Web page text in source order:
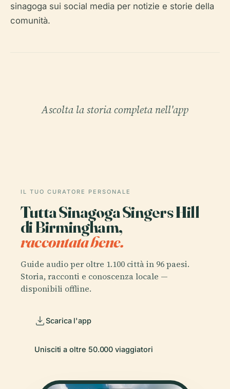
sinagoga sui social media per notizie e storie della
comunità.
Ascolta la storia completa nell'app
IL TUO CURATORE PERSONALE
Tutta Sinagoga Singers Hill
di Birmingham,
raccontata bene.
Guide audio per oltre 1.100 città in 96 paesi.
Storia, racconti e conoscenza locale —
disponibili offline.
Scarica l'app
Unisciti a oltre 50.000 viaggiatori